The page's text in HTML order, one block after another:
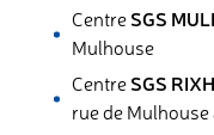
Centre SGS
Mulhouse
Centre SGS
rue de Mulhouse